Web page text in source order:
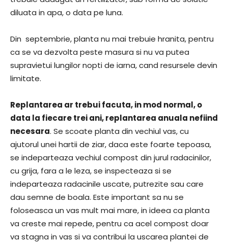
diluata in apa, o data pe luna.
Din septembrie, planta nu mai trebuie hranita, pentru
ca se va dezvolta peste masura si nu va putea
supravietui lungilor nopti de iarna, cand resursele devin
limitate.
Replantarea ar trebui facuta, in mod normal, o
data la fiecare trei ani, replantarea anuala nefiind
necesara. Se scoate planta din vechiul vas, cu
ajutorul unei hartii de ziar, daca este foarte tepoasa,
se indeparteaza vechiul compost din jurul radacinilor,
cu grija, fara a le leza, se inspecteaza si se
indeparteaza radacinile uscate, putrezite sau care
dau semne de boala. Este important sa nu se
foloseasca un vas mult mai mare, in ideea ca planta
va creste mai repede, pentru ca acel compost doar
va stagna in vas si va contribui la uscarea plantei de